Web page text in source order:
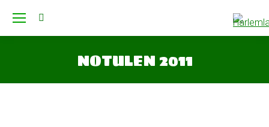
Search:
NOTULEN 2011